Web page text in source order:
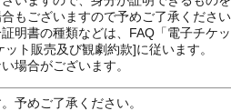
もございますので予めご了承ください
明書の種類などは、FAQ「電子チケ
ト販売及び観劇約款]に従います。
場合がございます。
予めご了承ください。